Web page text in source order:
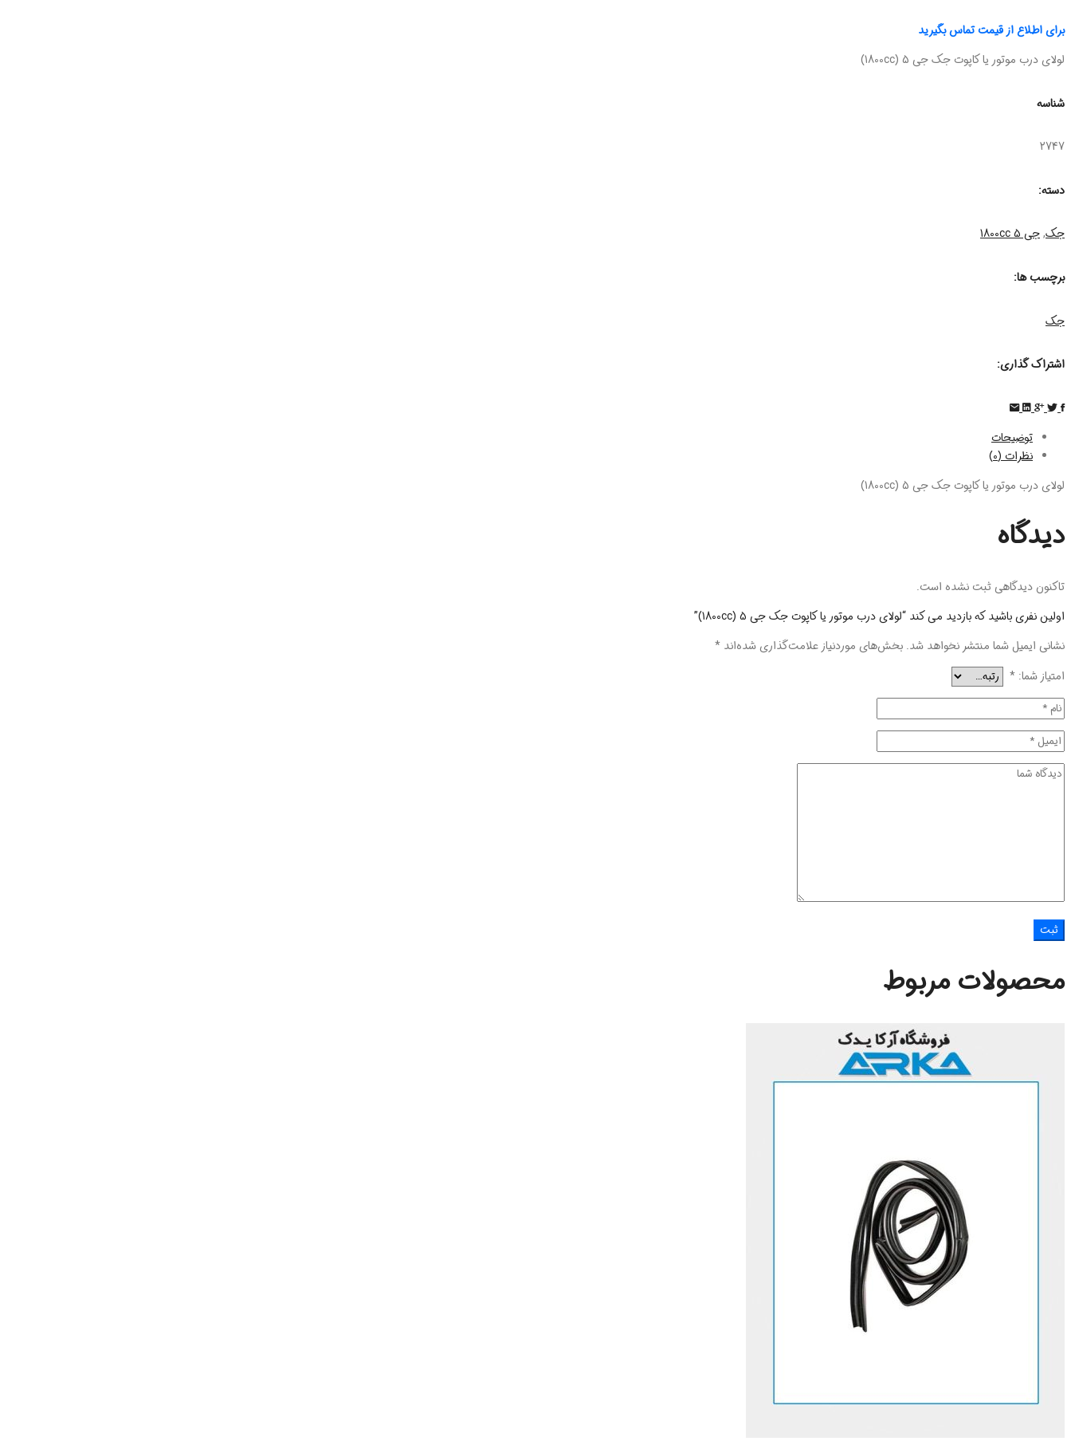
برای اطلاع از قیمت تماس بگیرید
لولای درب موتور یا کاپوت جک جی 5 (1800cc)
شناسه
2747
دسته:
جک,جی 5 1800cc
برچسب ها:
جک
اشتراک گذاری:
توضیحات
نظرات (0)
لولای درب موتور یا کاپوت جک جی 5 (1800cc)
دیدگاه
تاکنون دیدگاهی ثبت نشده است.
اولین نفری باشید که بازدید می کند “لولای درب موتور یا کاپوت جک جی 5 (1800cc)”
نشانی ایمیل شما منتشر نخواهد شد. بخش‌های موردنیاز علامت‌گذاری شده‌اند *
امتیاز شما: *
محصولات مربوط